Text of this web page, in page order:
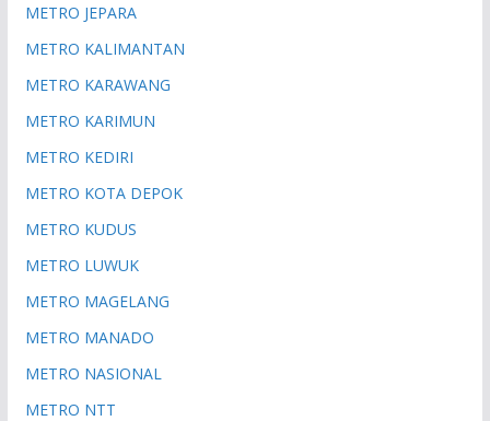
METRO JEPARA
METRO KALIMANTAN
METRO KARAWANG
METRO KARIMUN
METRO KEDIRI
METRO KOTA DEPOK
METRO KUDUS
METRO LUWUK
METRO MAGELANG
METRO MANADO
METRO NASIONAL
METRO NTT